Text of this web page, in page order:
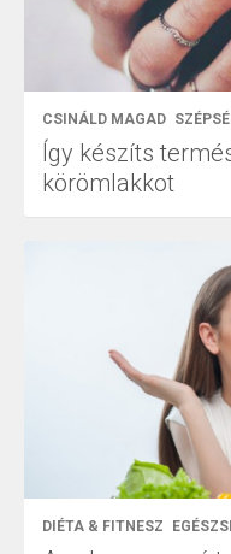
CSINÁLD MAGAD
Így készíts
körömlakkot
DIÉTA & FITNESZ